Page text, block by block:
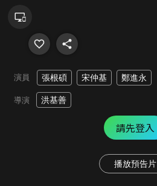
演員 張根碩 宋仲基 鄭進永
導演 洪基善
請先登入
播放預告片